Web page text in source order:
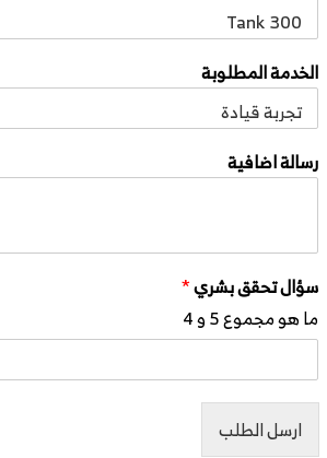
الخدمة المطلوبة
رسالة اضافية
سؤال تحقق بشري*
ما هو مجموع 5 و 4
ارسل الطلب